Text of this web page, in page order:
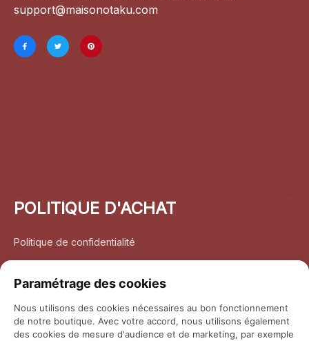
support@maisonotaku.com
POLITIQUE D'ACHAT
Politique de confidentialité
Politique de retour et remboursement
Paramétrage des cookies
Nous utilisons des cookies nécessaires au bon fonctionnement
de notre boutique. Avec votre accord, nous utilisons également
des cookies de mesure d'audience et de marketing, par exemple